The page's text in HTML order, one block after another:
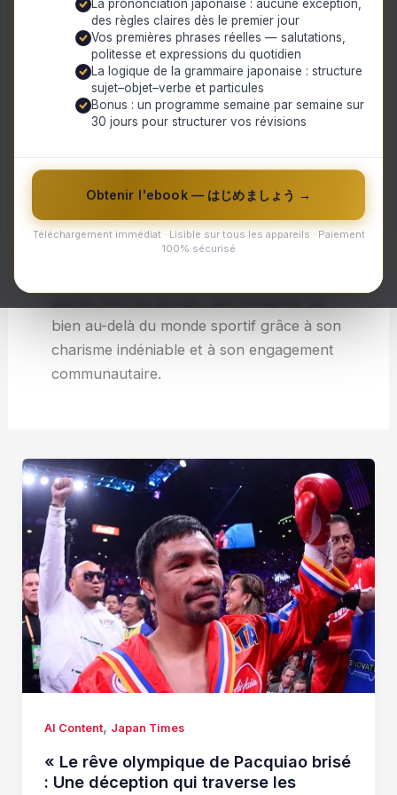
La prononciation japonaise : aucune exception,
des règles claires dès le premier jour
Vos premières phrases réelles — salutations,
politesse et expressions du quotidien
La logique de la grammaire japonaise : structure
sujet–objet–verbe et particules
Bonus : un programme semaine par semaine sur
30 jours pour structurer vos révisions
Obtenir l'ebook — はじめましょう →
Téléchargement immédiat · Lisible sur tous les appareils · Paiement
100% sécurisé
catégories de poids et a défendu avec
succès sa place parmi les meilleurs
combattants au fil des années. Sa vitesse,
sa puissance et sa stratégie
impressionnent toujours ses adversaires et
font vibrer les fans du monde entier. En
politiquement en tant que sénateur aux
Philippines, prouvant ainsi qu’il est non
seulement doué pour se battre sur le ring,
bien au-delà du monde sportif grâce à son
charisme indéniable et à son engagement
communautaire.
AI Content, Japan Times
« Le rêve olympique de Pacquiao brisé
: Une déception qui traverse les